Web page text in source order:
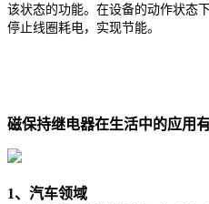
该状态的功能。在设备的动作状态下
停止线圈耗电，实现节能。
磁保持继电器在生活中的应用有
1、汽车领域